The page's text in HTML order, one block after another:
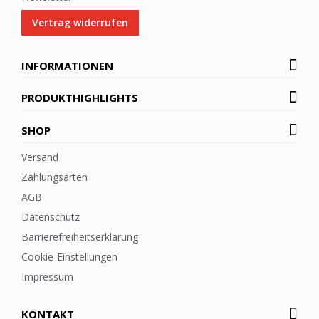
Vertrag widerrufen
INFORMATIONEN
PRODUKTHIGHLIGHTS
SHOP
Versand
Zahlungsarten
AGB
Datenschutz
Barrierefreiheitserklärung
Cookie-Einstellungen
Impressum
KONTAKT